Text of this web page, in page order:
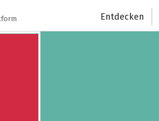
Entdecken
Schließen